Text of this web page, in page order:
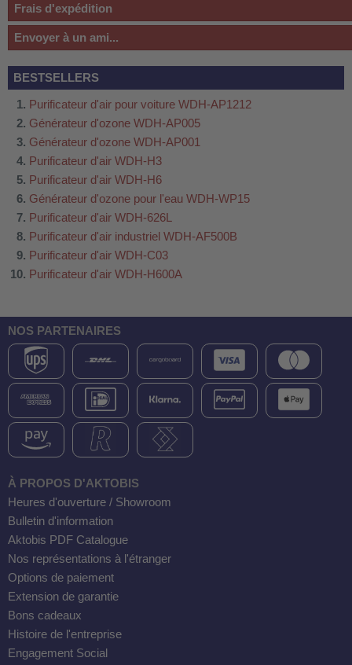
Frais d'expédition
Envoyer à un ami...
BESTSELLERS
Purificateur d'air pour voiture WDH-AP1212
Générateur d'ozone WDH-AP005
Générateur d'ozone WDH-AP001
Purificateur d'air WDH-H3
Purificateur d'air WDH-H6
Générateur d'ozone pour l'eau WDH-WP15
Purificateur d'air WDH-626L
Purificateur d'air industriel WDH-AF500B
Purificateur d'air WDH-C03
Purificateur d'air WDH-H600A
NOS PARTENAIRES
À PROPOS D'AKTOBIS
Heures d'ouverture / Showroom
Bulletin d'information
Aktobis PDF Catalogue
Nos représentations à l'étranger
Options de paiement
Extension de garantie
Bons cadeaux
Histoire de l'entreprise
Engagement Social